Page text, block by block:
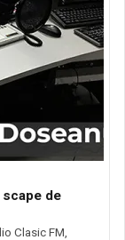
scape de
Clasic FM,